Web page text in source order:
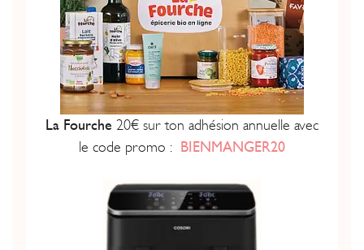
La Fourche 20€ sur ton adhésion annuelle avec
le code promo :
BIENMANGER20